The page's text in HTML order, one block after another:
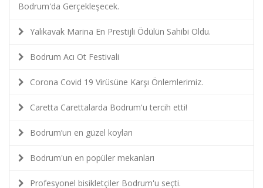
Bodrum'da Gerçekleşecek.
Yalıkavak Marina En Prestijli Ödülün Sahibi Oldu.
Bodrum Acı Ot Festivali
Corona Covid 19 Virüsüne Karşı Önlemlerimiz.
Caretta Carettalarda Bodrum'u tercih etti!
Bodrum’un en güzel koyları
Bodrum'un en popüler mekanları
Profesyonel bisikletçiler Bodrum'u seçti.